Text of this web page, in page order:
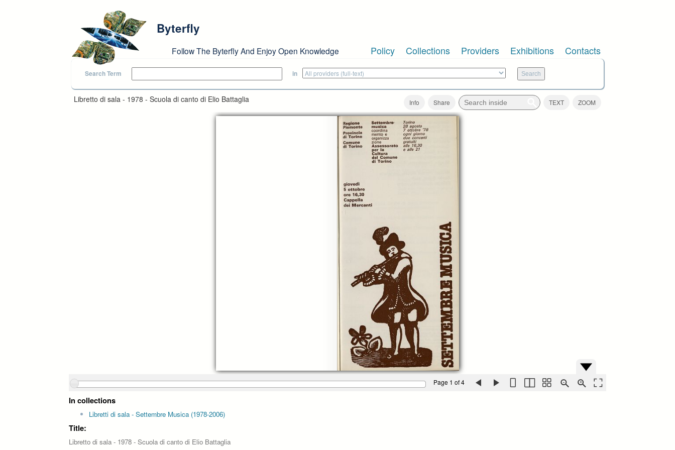
Byterfly
Follow The Byterfly And Enjoy Open Knowledge Policy Collections Providers Exhibitions Contacts
Search Term in
Libretto di sala - 1978 - Scuola di canto di Elio Battaglia Info Share TEXT ZOOM
Page 1 of 4
In collections
Libretti di sala - Settembre Musica (1978-2006)
Title:
Libretto di sala - 1978 - Scuola di canto di Elio Battaglia